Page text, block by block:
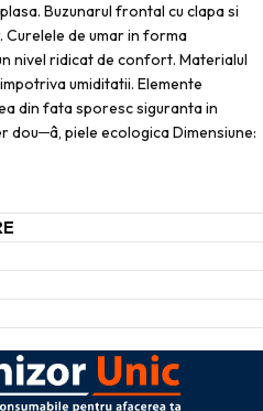
Buzunarul frontal cu clapa si
de umar in forma
nivel ridicat de confort. Materialul
umiditatii. Elemente
din fata sporesc siguranta in
piele ecologica Dimensiune: